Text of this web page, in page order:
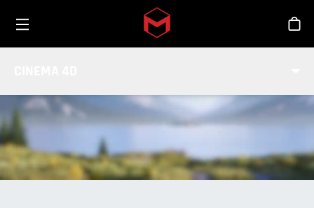
Skip to main content